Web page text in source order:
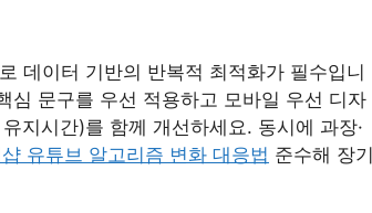
데이터 기반의 반복적 최적화가 필수입니
심 문구를 우선 적용하고 모바일 우선 디자
지시간)를 함께 개선하세요. 동시에 과장·
유튜브 알고리즘 변화 대응법 준수해 장기